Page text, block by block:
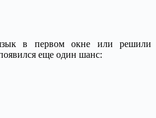
в первом окне или решили
еще один шанс: